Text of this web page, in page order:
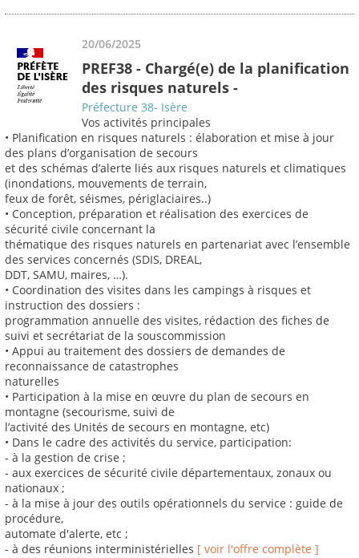
20/06/2025
PREF38 - Chargé(e) de la planification
des risques naturels -
Préfecture 38- Isère
Vos activités principales
• Planification en risques naturels : élaboration et mise à jour
des plans d’organisation de secours
et des schémas d’alerte liés aux risques naturels et climatiques
(inondations, mouvements de terrain,
feux de forêt, séismes, périglaciaires..)
• Conception, préparation et réalisation des exercices de
sécurité civile concernant la
thématique des risques naturels en partenariat avec l’ensemble
des services concernés (SDIS, DREAL,
DDT, SAMU, maires, …).
• Coordination des visites dans les campings à risques et
instruction des dossiers :
programmation annuelle des visites, rédaction des fiches de
suivi et secrétariat de la souscommission
• Appui au traitement des dossiers de demandes de
reconnaissance de catastrophes
naturelles
• Participation à la mise en œuvre du plan de secours en
montagne (secourisme, suivi de
l’activité des Unités de secours en montagne, etc)
• Dans le cadre des activités du service, participation:
- à la gestion de crise ;
- aux exercices de sécurité civile départementaux, zonaux ou
nationaux ;
- à la mise à jour des outils opérationnels du service : guide de
procédure,
automate d'alerte, etc ;
- à des réunions interministérielles [ voir l'offre complète ]